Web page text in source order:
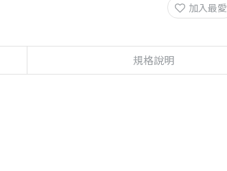
加入最愛
規格說明